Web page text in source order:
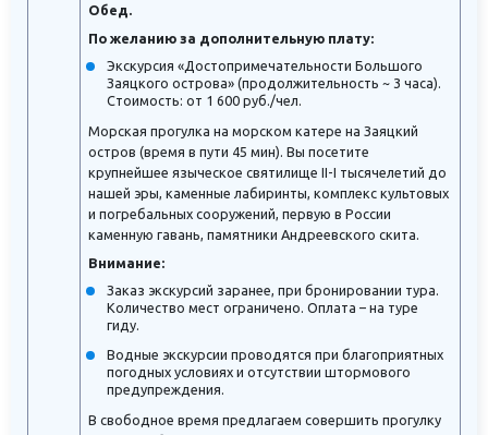
Обед.
По желанию за дополнительную плату:
Экскурсия «Достопримечательности Большого
Заяцкого острова» (продолжительность ~ 3 часа).
Стоимость: от 1 600 руб./чел.
Морская прогулка на морском катере на Заяцкий
остров (время в пути 45 мин). Вы посетите
крупнейшее языческое святилище II-I тысячелетий до
нашей эры, каменные лабиринты, комплекс культовых
и погребальных сооружений, первую в России
каменную гавань, памятники Андреевского скита.
Внимание:
Заказ экскурсий заранее, при бронировании тура.
Количество мест ограничено. Оплата – на туре
гиду.
Водные экскурсии проводятся при благоприятных
погодных условиях и отсутствии штормового
предупреждения.
В свободное время предлагаем совершить прогулку